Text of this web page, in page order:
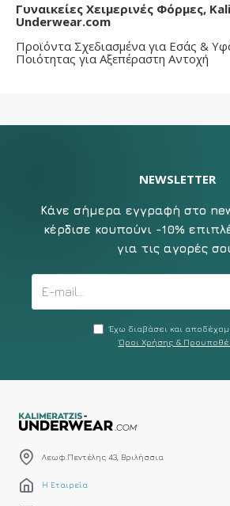
Γυναικείες Χειμερινές Φόρμες,
Underwear.com
Προϊόντα Σχεδιασμένα για Εσάς &
Ποιότητας για Αξεπέραστη Αντοχή
NEWSLETTER
Κάνε σήμερα εγγραφή στο
κέρδισε κουπούνι -10%
για τις αγορές
Έχω διαβάσει και
Όροι Χρήσης &
Λεωφ.Πεντέλης 43, Βριλήσσια
Η Εταιρεία